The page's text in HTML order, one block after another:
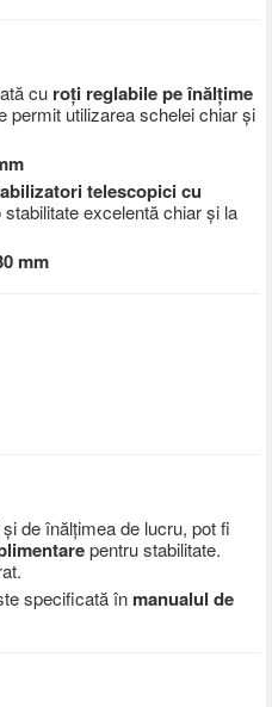
cu roți reglabile pe înălțime
permit utilizarea schelei chiar și
telescopici cu
stabilitate excelentă chiar și la
mm
de înălțimea de lucru, pot fi
pentru stabilitate.
specificată în manualul de